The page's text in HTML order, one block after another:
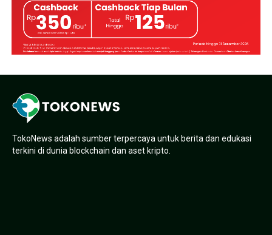
TokoNews adalah sumber terpercaya untuk berita dan edukasi
terkini di dunia blockchain dan aset kripto.